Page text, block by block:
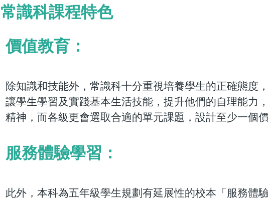
常識科課程特色
價值教育：
除知識和技能外，常識科十分重視培養學生的正確態度
讓學生學習及實踐基本生活技能，提升他們的自理能力
精神，而各級更會選取合適的單元課題，設計至少一個
服務體驗學習：
此外，本科為五年級學生規劃有延展性的校本「服務體